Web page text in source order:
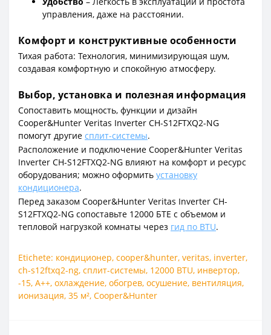
управления, даже на расстоянии.
Комфорт и конструктивные особенности
Тихая работа: Технология, минимизирующая шум,
создавая комфортную и спокойную атмосферу.
Выбор, установка и полезная информация
Сопоставить мощность, функции и дизайн
Cooper&Hunter Veritas Inverter CH-S12FTXQ2-NG
помогут другие сплит-системы.
Расположение и подключение Cooper&Hunter Veritas
Inverter CH-S12FTXQ2-NG влияют на комфорт и ресурс
оборудования; можно оформить установку
кондиционера.
Перед заказом Cooper&Hunter Veritas Inverter CH-
S12FTXQ2-NG сопоставьте 12000 БТЕ с объемом и
тепловой нагрузкой комнаты через гид по BTU.
Etichete: кондиционер, cooper&hunter, veritas, inverter,
ch-s12ftxq2-ng, сплит-системы, 12000 BTU, инвертор,
-15, A++, охлаждение, обогрев, осушение, вентиляция,
ионизация, 35 м², Cooper&Hunter